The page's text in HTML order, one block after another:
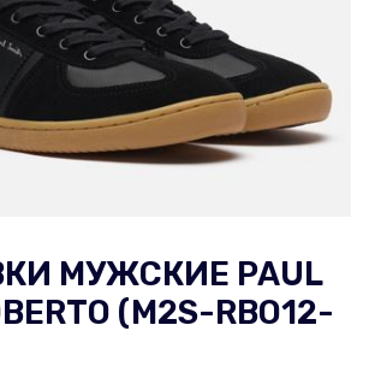
МУЖСКИЕ PAUL
(M2S-RBO12-